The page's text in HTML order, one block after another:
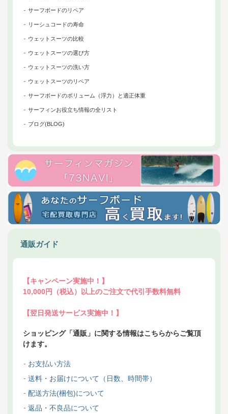
サーフボードのリペア
リーシュコードの寿命
ウェットスーツの比較
ウェットスーツの選び方
ウェットスーツの洗い方
ウェットスーツのリペア
サーフボードのボリューム（浮力）と適正体重
サーフィンお役立ち情報の全リスト
ブログ(BLOG)
通販ガイド
【キャンペーン実施中！】
10,000円（税込）以上のご注文で代引手数料無料
【翌日発送サービス実施中！】
ショッピング「通販」に関する情報はこちらからご覧頂
けます。
お支払い方法
送料・お届けについて（日数、時間帯）
配送方法(梱包)について
返品・不良品について